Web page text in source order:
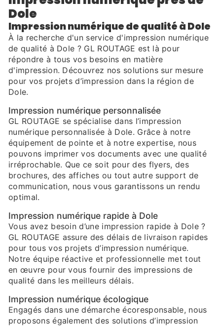
Dole
Impression numérique de qualité à Dole
À la recherche d'un service d'impression numérique
de qualité à Dole ? GL ROUTAGE est là pour
répondre à tous vos besoins en matière
d'impression. Découvrez nos solutions sur mesure
pour vos projets d’impression dans la région de
Dole.
Impression numérique personnalisée
GL ROUTAGE se spécialise dans l’impression
numérique personnalisée à Dole. Grâce à notre
équipement de pointe et à notre expertise, nous
pouvons imprimer vos documents avec une qualité
irréprochable. Que ce soit pour des flyers, des
brochures, des affiches ou tout autre support de
communication, nous vous garantissons un rendu
optimal.
Impression numérique rapide à Dole
Vous avez besoin d’une impression rapide à Dole ?
GL ROUTAGE assure des délais de livraison rapides
pour tous vos projets d’impression numérique.
Notre équipe réactive et professionnelle met tout
en œuvre pour vous fournir des impressions de
qualité dans les meilleurs délais.
Impression numérique écologique
Engagés dans une démarche écoresponsable, nous
proposons également des solutions d’impression